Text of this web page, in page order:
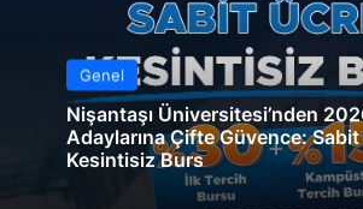
Genel
Nişantaşı Üniversitesi’nden
Adaylarına Çifte Güvence:
Kesintisiz Burs